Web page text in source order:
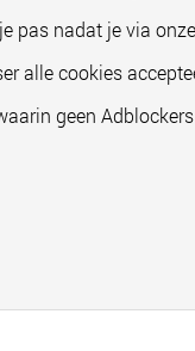
pas nadat je via
alle cookies
geen